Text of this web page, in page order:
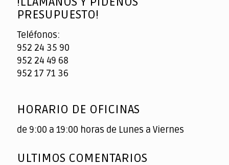
PRESUPUESTO!
Teléfonos:
952 24 35 90
952 24 49 68
952 17 71 36
HORARIO DE OFICINAS
de 9:00 a 19:00 horas de Lunes a Viernes
ULTIMOS COMENTARIOS